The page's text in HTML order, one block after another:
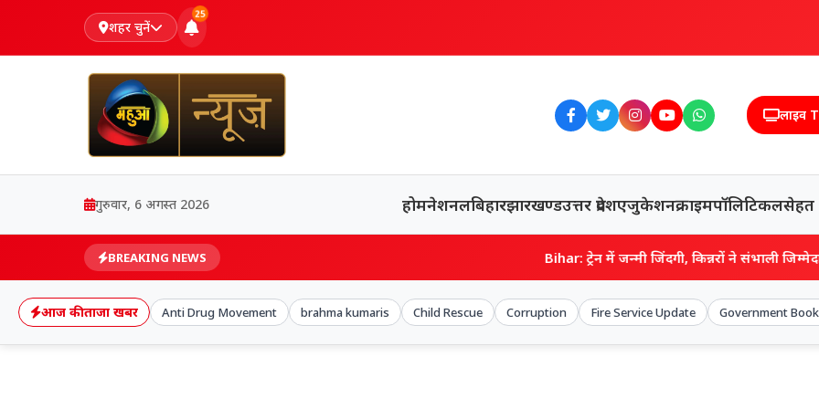
शहर चुनें
25
लाइव
गुरुवार, 6 अगस्त 2026 होमनेशनलबिहारझारखण्डउत्तर प्रदेशएजुकेशनक्राइमपॉलिटिकलसेहत
BREAKING NEWS Bihar: ट्रेन में जन्मी जिंदगी, किन्नरों ने संभाली जिम्मेदारी… बिहारशरीफ
आज की ताजा खबर Anti Drug Movement brahma kumaris Child Rescue Corruption Fire Service Update Government